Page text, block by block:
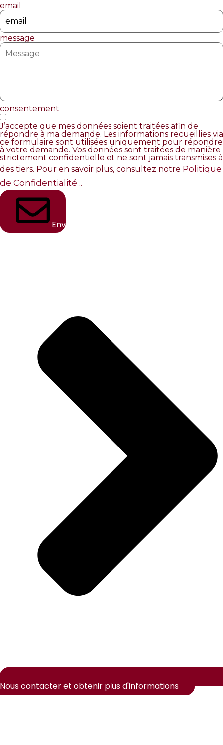
email
message
consentement
J’accepte que mes données soient traitées afin de
répondre à ma demande. Les informations recueillies via
ce formulaire sont utilisées uniquement pour répondre
à votre demande. Vos données sont traitées de manière
strictement confidentielle et ne sont jamais transmises à
des tiers. Pour en savoir plus, consultez notre Politique
de Confidentialité ..
Envoyer
Nous contacter et obtenir plus d'informations